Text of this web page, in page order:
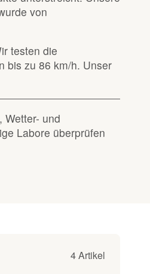
von
testen die
bis zu 86 km/h. Unser
Wetter- und
Labore überprüfen
4 Artikel